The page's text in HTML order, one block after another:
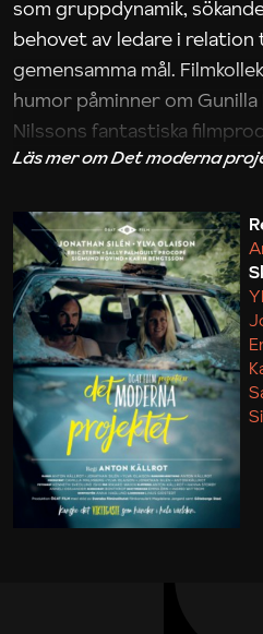
som gruppdynamik,
behovet av ledare i relation
gemensamma mål.
humor påminner om
Nilssons fantastiska
iakttagelser om hur svårt
Maja Kekonius